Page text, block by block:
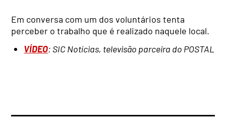
Em conversa com um dos voluntários tenta
perceber o trabalho que é realizado naquele local.
VÍDEO: SIC Notícias, televisão parceira do POSTAL